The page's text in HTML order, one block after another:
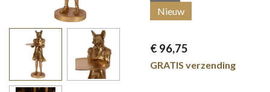
Nieuw
€ 96,75
GRATIS verzending